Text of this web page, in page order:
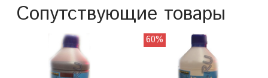
Сопутствующие товары
60%